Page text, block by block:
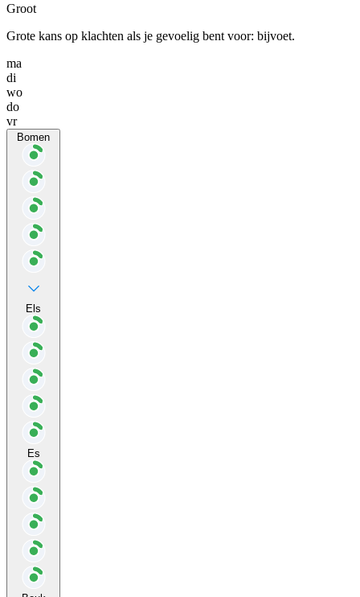
Groot
Grote kans op klachten als je gevoelig bent voor: bijvoet.
ma
di
wo
do
vr
Bomen
Els
Es